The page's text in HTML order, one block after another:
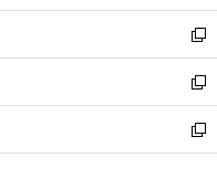
開
く
ウ
で
開
く
ン
ド
ウ
で
開
く
ウ
ィ
ン
ド
ウ
で
開
し
い
ウ
ィ
ン
ド
ウ
新
し
い
ウ
ィ
ン
新
し
い
ウ
新
し